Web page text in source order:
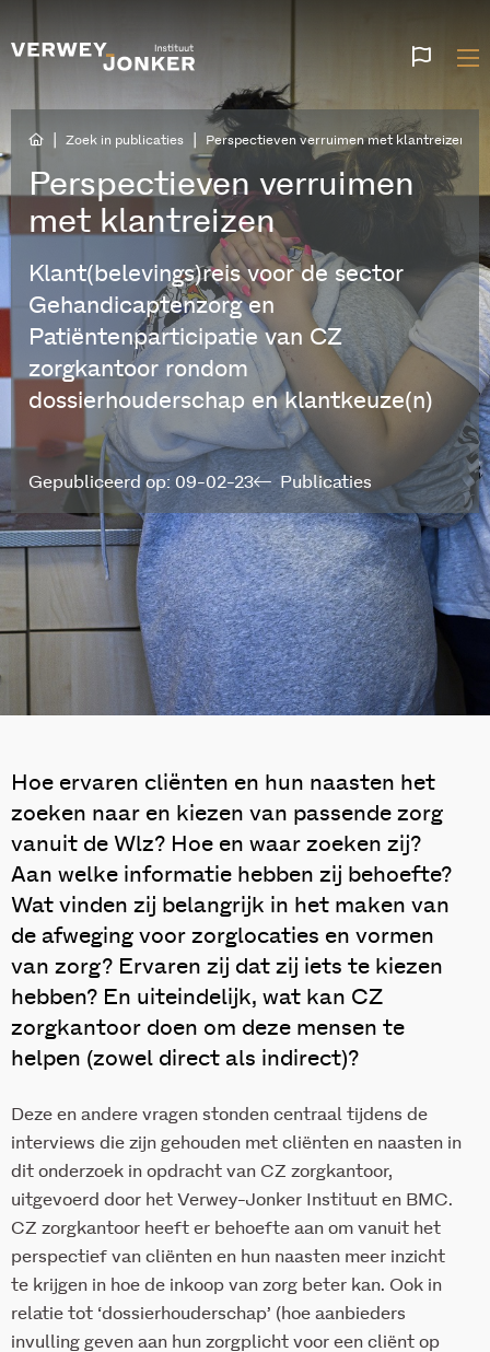
Zoek in publicaties Perspectieven verruimen met klantreizen
Perspectieven verruimen
met klantreizen
Klant(belevings)reis voor de sector
Gehandicaptenzorg en
Patiëntenparticipatie van CZ
zorgkantoor rondom
dossierhouderschap en klantkeuze(n)
Publicaties
Gepubliceerd op: 09-02-23
Hoe ervaren cliënten en hun naasten het
zoeken naar en kiezen van passende zorg
vanuit de Wlz? Hoe en waar zoeken zij?
Aan welke informatie hebben zij behoefte?
Wat vinden zij belangrijk in het maken van
de afweging voor zorglocaties en vormen
van zorg? Ervaren zij dat zij iets te kiezen
hebben? En uiteindelijk, wat kan CZ
zorgkantoor doen om deze mensen te
helpen (zowel direct als indirect)?
Deze en andere vragen stonden centraal tijdens de
interviews die zijn gehouden met cliënten en naasten in
dit onderzoek in opdracht van CZ zorgkantoor,
uitgevoerd door het Verwey-Jonker Instituut en BMC.
CZ zorgkantoor heeft er behoefte aan om vanuit het
perspectief van cliënten en hun naasten meer inzicht
te krijgen in hoe de inkoop van zorg beter kan. Ook in
relatie tot ‘dossierhouderschap’ (hoe aanbieders
invulling geven aan hun zorgplicht voor een cliënt op